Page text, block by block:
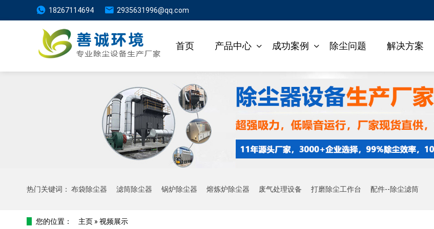
18267114694 2935631996@qq.com
首页 产品中心 成功案例 除尘问题 解决方案
热门关键词： 布袋除尘器 滤筒除尘器 锅炉除尘器 熔炼炉除尘器 废气处理设备 打磨除尘工作台 配件--除尘滤筒
您的位置： 主页 » 视频展示